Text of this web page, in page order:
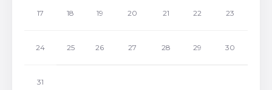
17 18 19 20 21 22 23
24 25 26 27 28 29 30
31